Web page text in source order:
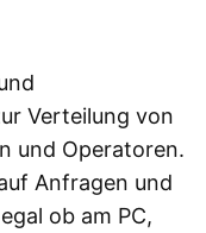
Verteilung von
und Operatoren.
Anfragen und
ob am PC,